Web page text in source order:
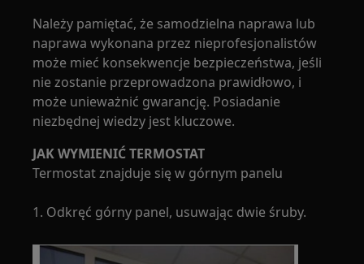
Należy pamiętać, że samodzielna naprawa lub
naprawa wykonana przez nieprofesjonalistów
może mieć konsekwencje bezpieczeństwa, jeśli
nie zostanie przeprowadzona prawidłowo, i
może unieważnić gwarancję. Posiadanie
niezbędnej wiedzy jest kluczowe.
JAK WYMIENIĆ TERMOSTAT
Termostat znajduje się w górnym panelu
1. Odkręć górny panel, usuwając dwie śruby.